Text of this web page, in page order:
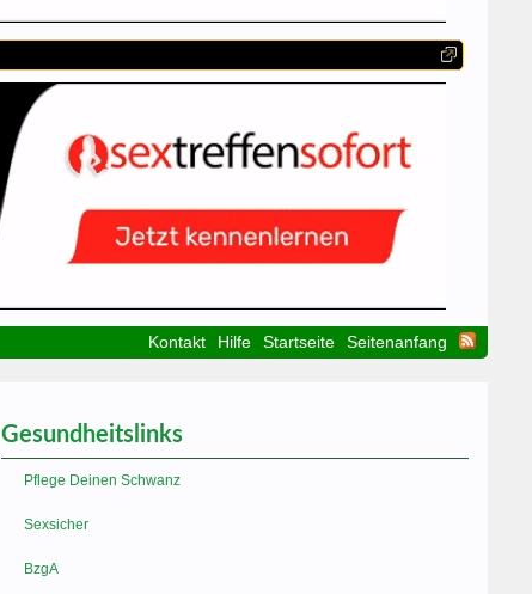
Kontakt Hilfe Startseite Seitenanfang
Gesundheitslinks
Pflege Deinen Schwanz
Sexsicher
BzgA